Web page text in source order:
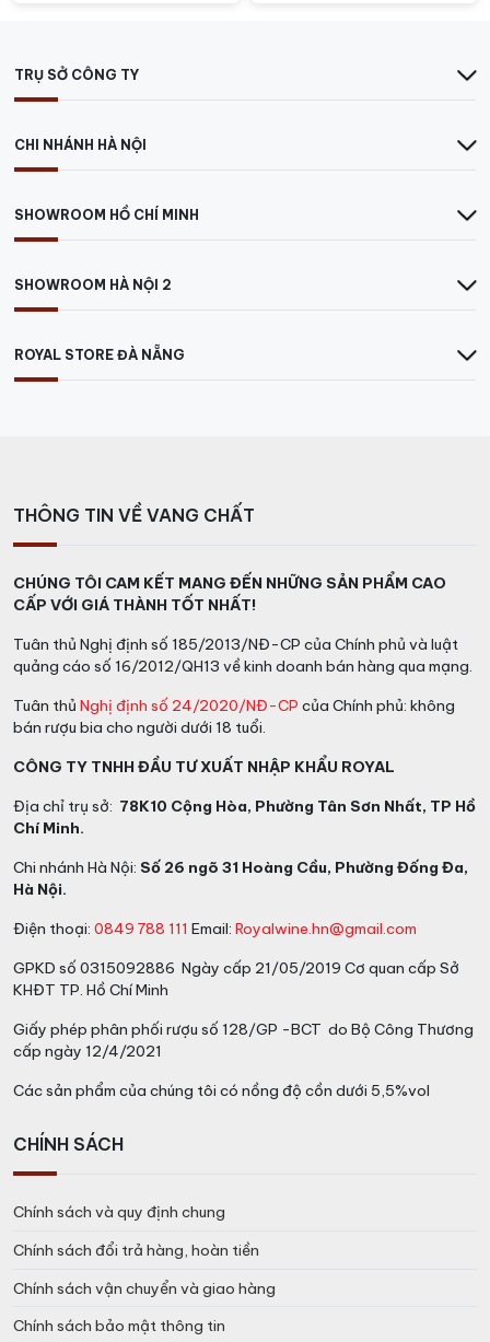
TRỤ SỞ CÔNG TY
CHI NHÁNH HÀ NỘI
SHOWROOM HỒ CHÍ MINH
SHOWROOM HÀ NỘI 2
ROYAL STORE ĐÀ NẴNG
THÔNG TIN VỀ VANG CHẤT
CHÚNG TÔI CAM KẾT MANG ĐẾN NHỮNG SẢN PHẨM CAO
CẤP VỚI GIÁ THÀNH TỐT NHẤT!
Tuân thủ Nghị định số 185/2013/NĐ-CP của Chính phủ và luật
quảng cáo số 16/2012/QH13 về kinh doanh bán hàng qua mạng.
Tuân thủ Nghị định số 24/2020/NĐ-CP của Chính phủ: không
bán rượu bia cho người dưới 18 tuổi.
CÔNG TY TNHH ĐẦU TƯ XUẤT NHẬP KHẨU ROYAL
Địa chỉ trụ sở: 78K10 Cộng Hòa, Phường Tân Sơn Nhất, TP Hồ
Chí Minh.
Chi nhánh Hà Nội: Số 26 ngõ 31 Hoàng Cầu, Phường Đống Đa,
Hà Nội.
Điện thoại: 0849 788 111 Email: Royalwine.hn@gmail.com
GPKD số 0315092886 Ngày cấp 21/05/2019 Cơ quan cấp Sở
KHĐT TP. Hồ Chí Minh
Giấy phép phân phối rượu số 128/GP -BCT do Bộ Công Thương
cấp ngày 12/4/2021
Các sản phẩm của chúng tôi có nồng độ cồn dưới 5,5%vol
CHÍNH SÁCH
Chính sách và quy định chung
Chính sách đổi trả hàng, hoàn tiền
Chính sách vận chuyển và giao hàng
Chính sách bảo mật thông tin